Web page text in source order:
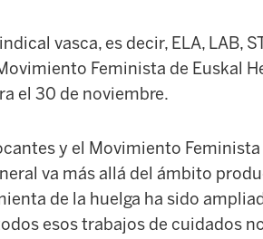
vasca, es decir, ELA, LAB,
Feminista de Euskal
el 30 de noviembre.
y el Movimiento
va más allá del ámbito
de la huelga ha sido
esos trabajos de cuidados